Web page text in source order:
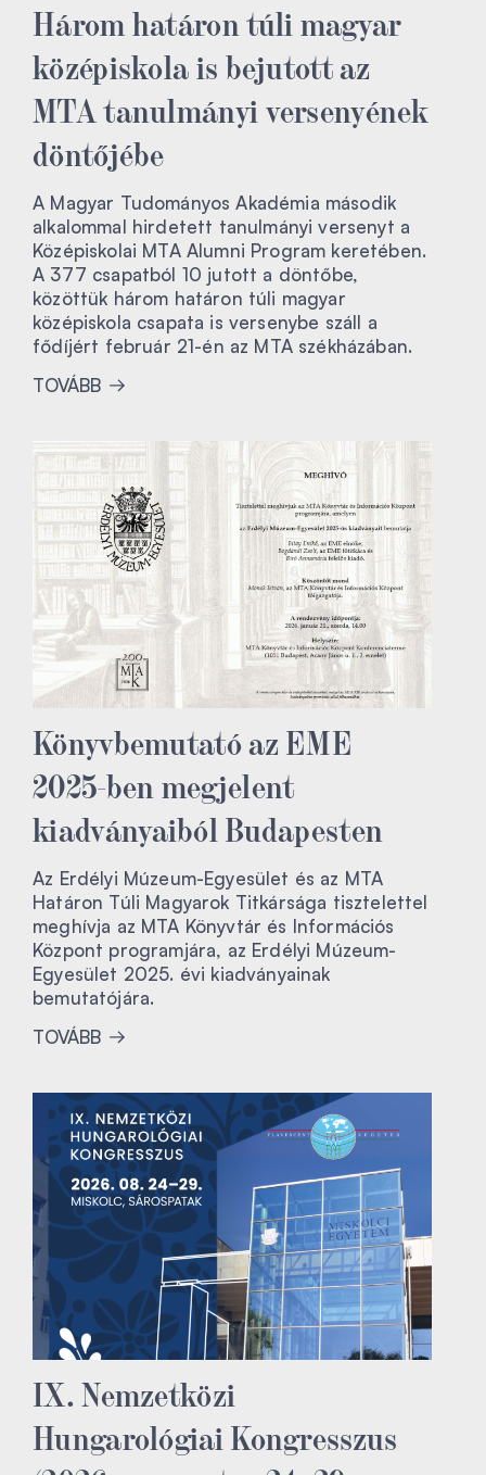
Három határon túli magyar
középiskola is bejutott az
MTA tanulmányi versenyének
döntőjébe
A Magyar Tudományos Akadémia második
alkalommal hirdetett tanulmányi versenyt a
Középiskolai MTA Alumni Program keretében.
A 377 csapatból 10 jutott a döntőbe,
közöttük három határon túli magyar
középiskola csapata is versenybe száll a
fődíjért február 21-én az MTA székházában.
TOVÁBB
Könyvbemutató az EME
2025-ben megjelent
kiadványaiból Budapesten
Az Erdélyi Múzeum-Egyesület és az MTA
Határon Túli Magyarok Titkársága tisztelettel
meghívja az MTA Könyvtár és Információs
Központ programjára, az Erdélyi Múzeum-
Egyesület 2025. évi kiadványainak
bemutatójára.
TOVÁBB
IX. Nemzetközi
Hungarológiai Kongresszus